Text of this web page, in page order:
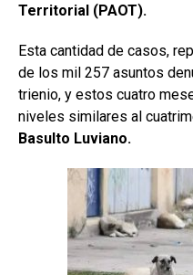
Territorial (PAOT).
Esta cantidad de casos,
de los mil 257 asuntos
trienio, y estos cuatro
niveles similares al
Basulto Luviano.